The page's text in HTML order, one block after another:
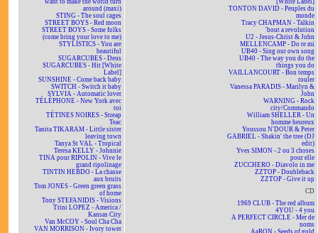
want to make the world turn
around (maxi)
STING - The soul cages
STREET BOYS - Red moon
STREET BOYS - Some folks
(come bring your love to me)
STYLISTICS - You are
beautiful
SUGARCUBES - Deus
SUGARCUBES - Hit [White
Label]
SUNSHINE - Come back baby
SWITCH - Switch it baby
SYLVIA - Automatic lover
TÉLÉPHONE - New York avec
toi
TÉTINES NOIRES - Streap
Teac
Tanita TIKARAM - Little sister
leaving town
Tanya St VAL - Tropical
Teresa KELLY - Johnnie
TINA pour RIPOLIN - Vive le
grand ripolinage
TINTIN HEBDO - La chasse
aux bruits
Tom JONES - Green green grass
of home
Tony STEFANIDIS - Visions
Trini LOPEZ - America /
Kansas City
Van McCOY - Soul Cha Cha
VAN MORRISON - Ivory tower
[White Label]
TONTON DAVID - Peuples du
monde
Tracy CHAPMAN - Talkin
'bout a revolution
U2 - Jesus-Christ & John
MELLENCAMP - Do re mi
UB40 - Sing our own song
UB40 - The way you do the
things you do
VAILLANCOURT - Bon temps
rouler
Vanessa PARADIS - Marilyn &
John
WARNING - Rock
city/Commando
William SHELLER - Un
homme heureux
Youssou N'DOUR & Peter
GABRIEL - Shakin' the tree (DJ
edit)
Yves SIMON - 2 ou 3 choses
pour elle
ZUCCHERO - Diavolo in me
ZZTOP - Doubleback
ZZTOP - Give it up
CD
1969 CLUB - The red album
4YOU - 4 you
A PERFECT CIRCLE - Mer de
noms
AaRON - Seeds of gold